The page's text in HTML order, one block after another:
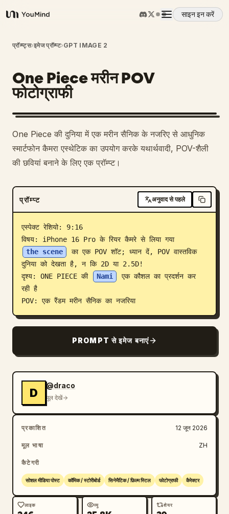
YouMind
साइन इन करें
अवलोकन
उपयोग के मामले
कौशल
प्रॉम्प्ट
डाउनलोड
ब्लॉग
अपडेट
प्रॉम्प्ट्स›इमेज प्रॉम्प्ट›GPT IMAGE 2
One Piece मरीन POV
फोटोग्राफी
One Piece की दुनिया में एक मरीन सैनिक के नजरिए से आधुनिक
स्मार्टफोन कैमरा एस्थेटिक का उपयोग करके यथार्थवादी, POV-शैली
की छवियां बनाने के लिए एक प्रॉम्प्ट।
प्रॉम्प्ट अनुवाद से पहले
एस्पेक्ट रेशियो: 9:16
विषय: iPhone 16 Pro के रियर कैमरे से लिया गया
the scene
का एक POV शॉट; ध्यान दें, POV वास्तविक
दुनिया को देखता है, न कि 2D या 2.5D!
दृश्य: ONE PIECE की
Nami
एक कौशल का प्रदर्शन कर
रही है
POV: एक रैंडम मरीन सैनिक का नजरिया
PROMPT से इमेज बनाएं
D
@draco
मूल देखें
प्रकाशित 12 जून 2026
मूल भाषा ZH
कैटेगरी
सोशल मीडिया पोस्ट कॉमिक / स्टोरीबोर्ड सिनेमैटिक / फ़िल्म स्टिल फोटोग्राफी कैरेक्टर
लाइक व्यू शेयर